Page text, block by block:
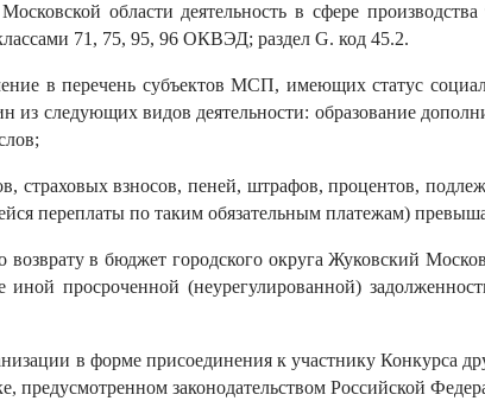
области деятельность в сфере
71, 75, 95, 96 ОКВЭД; раздел G. код 45.2.
в перечень субъектов МСП, имеющих статус
следующих видов деятельности: образование
страховых взносов, пеней, штрафов, процентов,
переплаты по таким обязательным платежам)
в бюджет городского округа Жуковский
просроченной (неурегулированной)
в форме присоединения к участнику Конкурса
предусмотренном законодательством Российской